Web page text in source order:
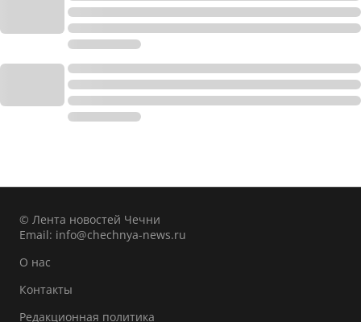
© Лента новостей Чечни
Email: info@chechnya-news.ru
О нас
Контакты
Редакционная политика